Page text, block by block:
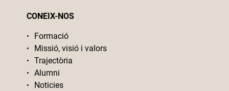
CONEIX-NOS
Formació
Missió, visió i valors
Trajectòria
Alumni
Noticies